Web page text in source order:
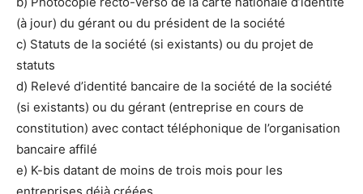
(à jour) du gérant ou du président de la société
c) Statuts de la société (si existants) ou du projet de
statuts
d) Relevé d’identité bancaire de la société de la société
(si existants) ou du gérant (entreprise en cours de
constitution) avec contact téléphonique de l’organisation
bancaire affilé
e) K-bis datant de moins de trois mois pour les